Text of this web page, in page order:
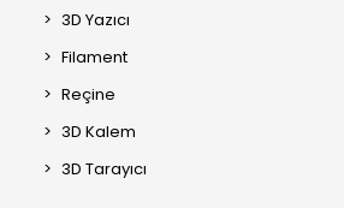
3D Yazıcı
Filament
Reçine
3D Kalem
3D Tarayıcı